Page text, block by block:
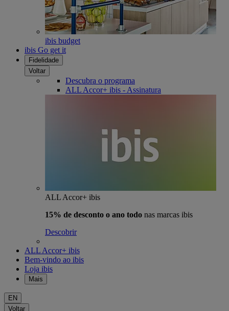
ibis budget
ibis Go get it
Fidelidade
Voltar
Descubra o programa
ALL Accor+ ibis - Assinatura
ALL Accor+ ibis
15% de desconto o ano todo nas marcas ibis
Descobrir
ALL Accor+ ibis
Bem-vindo ao ibis
Loja ibis
Mais
EN
Voltar